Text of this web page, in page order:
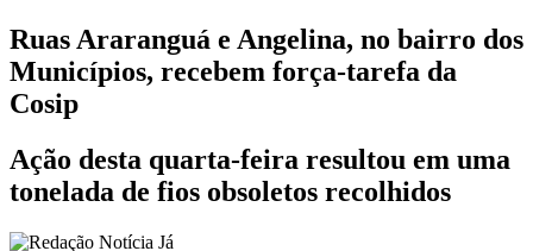
Ruas Araranguá e Angelina, no bairro dos
Municípios, recebem força-tarefa da
Cosip
Ação desta quarta-feira resultou em uma
tonelada de fios obsoletos recolhidos